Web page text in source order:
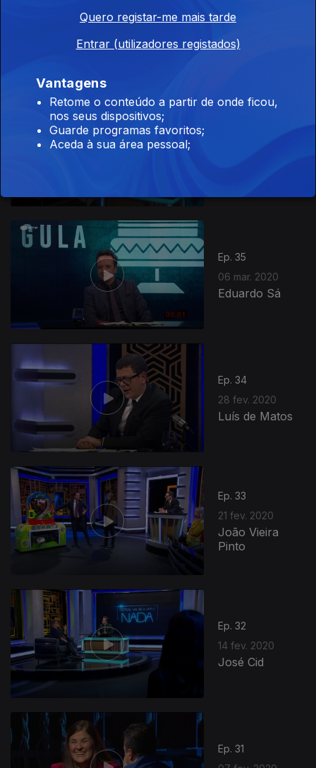
Ep. 37
Quim Barreiros
Ep. 35
06 mar. 2020
Eduardo Sá
Ep. 34
28 fev. 2020
Luís de Matos
Ep. 33
21 fev. 2020
João Vieira
Pinto
Ep. 32
14 fev. 2020
José Cid
Ep. 31
Quero registar-me mais tarde
Entrar (utilizadores registados)
Vantagens
Retome o conteúdo a partir de onde ficou,
nos seus dispositivos;
Guarde programas favoritos;
Aceda à sua área pessoal;